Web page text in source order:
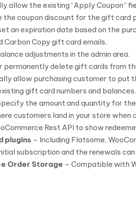
allow the existing “Apply Coupon”
the coupon discount for the gift
an expiration date based on the
Carbon Copy gift card emails.
adjustments in the admin area.
delete gift cards from
allow purchasing customer to put
gift card numbers and balances.
the amount and quantity for
customers land in your store when
Rest API to show
plugins – Including Flatsome,
subscription and the renewals
Order Storage – Compatible with